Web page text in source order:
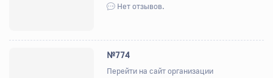
Нет отзывов.
№774
Перейти на сайт организации